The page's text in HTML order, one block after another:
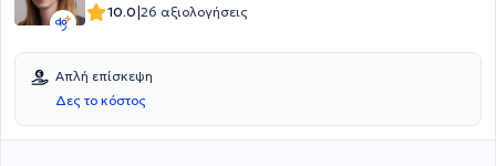
10.0|26 αξιολογήσεις
Απλή επίσκεψη
Δες το κόστος